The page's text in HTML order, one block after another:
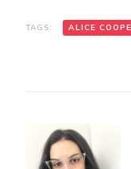
TAGS: ALICE